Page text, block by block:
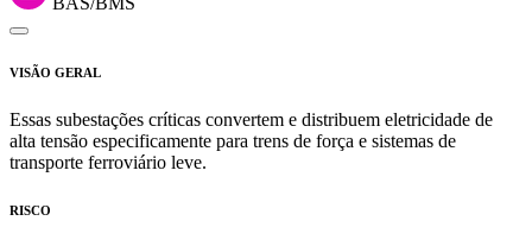
VISÃO GERAL
Essas subestações críticas convertem e distribuem eletricidade de
alta tensão especificamente para trens de força e sistemas de
transporte ferroviário leve.
RISCO